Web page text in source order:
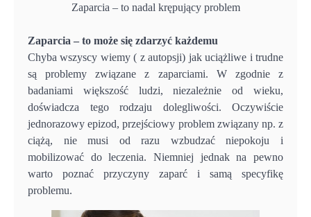
Zaparcia – to nadal krępujący problem
Zaparcia – to może się zdarzyć każdemu
Chyba wszyscy wiemy ( z autopsji) jak uciążliwe i trudne
są problemy związane z zaparciami. W zgodnie z
badaniami większość ludzi, niezależnie od wieku,
doświadcza tego rodzaju dolegliwości. Oczywiście
jednorazowy epizod, przejściowy problem związany np. z
ciążą, nie musi od razu wzbudzać niepokoju i
mobilizować do leczenia. Niemniej jednak na pewno
warto poznać przyczyny zaparć i samą specyfikę
problemu.